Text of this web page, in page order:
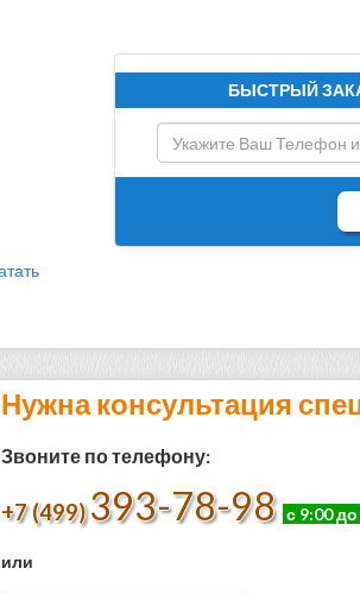
БЫСТРЫЙ
Нужна консультация
Звоните по телефону:
+7 (499) 393-78-98 с 9:00
или